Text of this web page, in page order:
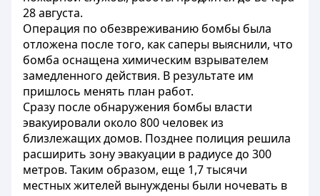
28 августа.
Операция по обезвреживанию бомбы была
отложена после того, как саперы выяснили, что
бомба оснащена химическим взрывателем
замедленного действия. В результате им
пришлось менять план работ.
Сразу после обнаружения бомбы власти
эвакуировали около 800 человек из
близлежащих домов. Позднее полиция решила
расширить зону эвакуации в радиусе до 300
метров. Таким образом, еще 1,7 тысячи
местных жителей вынуждены были ночевать в